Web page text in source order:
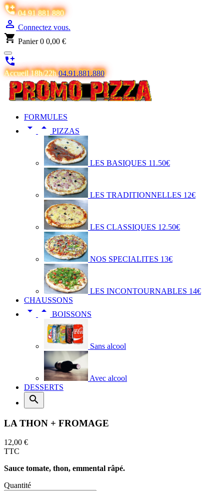
04 91 881 880
 Connectez vous.
shopping_cart Panier 0 0,00 €

Accueil 18h/22h04.91.881.880
FORMULES
  PIZZAS
LES BASIQUES 11.50€
LES TRADITIONNELLES 12€
LES CLASSIQUES 12.50€
NOS SPECIALITES 13€
LES INCONTOURNABLES 14€
CHAUSSONS
  BOISSONS
Sans alcool
Avec alcool
DESSERTS

LA THON + FROMAGE
12,00 €
TTC
Sauce tomate, thon, emmental râpé.
Quantité